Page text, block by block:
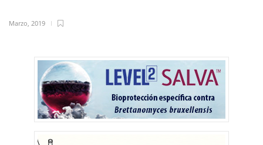
Marzo, 2019